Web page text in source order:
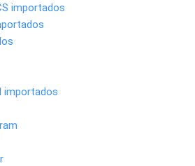
importados
importados